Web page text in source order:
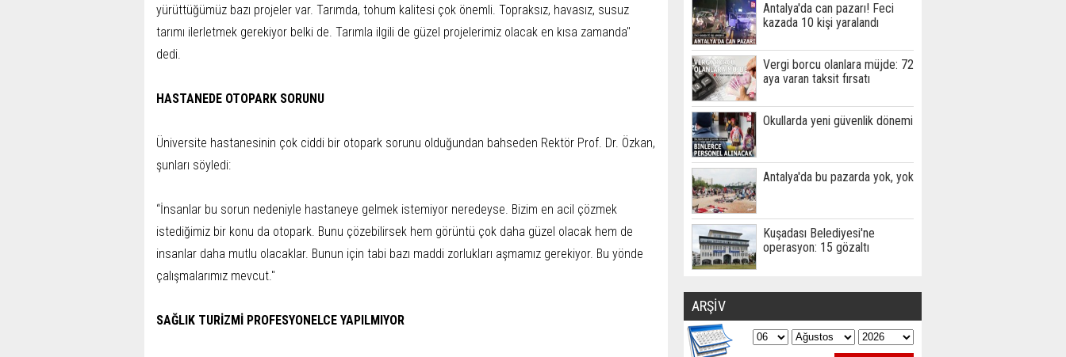
yürüttüğümüz bazı projeler var. Tarımda, tohum kalitesi çok önemli. Topraksız, havasız, susuz
tarımı ilerletmek gerekiyor belki de. Tarımla ilgili de güzel projelerimiz olacak en kısa zamanda"
dedi.
HASTANEDE OTOPARK SORUNU
Üniversite hastanesinin çok ciddi bir otopark sorunu olduğundan bahseden Rektör Prof. Dr. Özkan,
şunları söyledi:
“İnsanlar bu sorun nedeniyle hastaneye gelmek istemiyor neredeyse. Bizim en acil çözmek
istediğimiz bir konu da otopark. Bunu çözebilirsek hem görüntü çok daha güzel olacak hem de
insanlar daha mutlu olacaklar. Bunun için tabi bazı maddi zorlukları aşmamız gerekiyor. Bu yönde
çalışmalarımız mevcut."
SAĞLIK TURİZMİ PROFESYONELCE YAPILMIYOR
Antalya'da can pazarı! Feci
kazada 10 kişi yaralandı
Vergi borcu olanlara müjde: 72
aya varan taksit fırsatı
Okullarda yeni güvenlik dönemi
Antalya'da bu pazarda yok, yok
Kuşadası Belediyesi'ne
operasyon: 15 gözaltı
ARŞİV